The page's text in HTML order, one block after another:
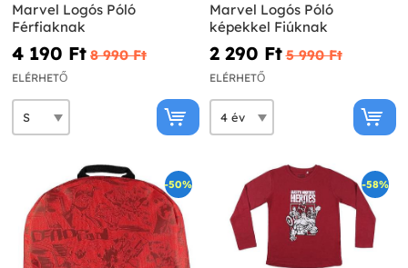
Marvel Logós Póló
Férfiaknak
4 190 Ft‎ 8 990 Ft‎
ELÉRHETŐ
Marvel Logós Póló
képekkel Fiúknak
2 290 Ft‎ 5 990 Ft‎
ELÉRHETŐ
-50% -58%